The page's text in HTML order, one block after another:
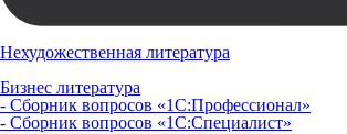
Нехудожественная литература
Бизнес литература
- Сборник вопросов «1С:Профессионал»
- Сборник вопросов «1С:Специалист»